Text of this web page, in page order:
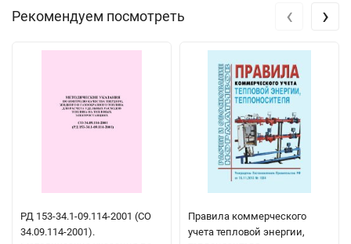
Рекомендуем посмотреть
РД 153-34.1-09.114-2001 (СО
34.09.114-2001).
Правила коммерческого
учета тепловой энергии,
‹ ›